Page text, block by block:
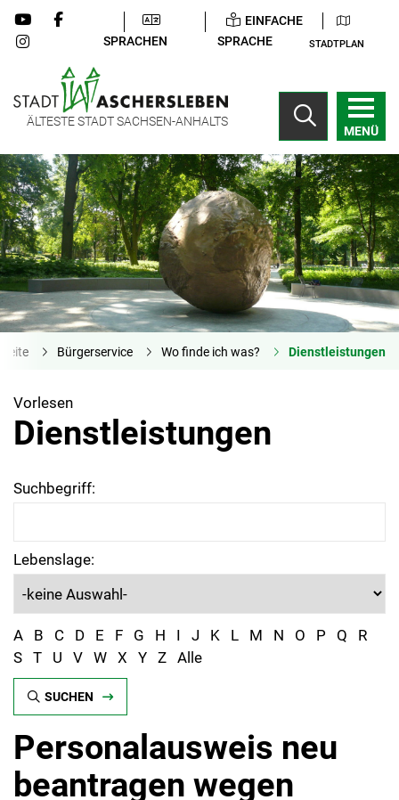
SPRACHEN
EINFACHE
SPRACHE
STADTPLAN
ÄLTESTE STADT SACHSEN-ANHALTS
MENÜ
Bürgerservice Wo finde ich was? Dienstleistungen
Vorlesen
Dienstleistungen
Suchbegriff:
Lebenslage:
A B C D E F G H I J K L M N O P Q
R
S T U V W X Y Z Alle
SUCHEN
Personalausweis neu
beantragen wegen